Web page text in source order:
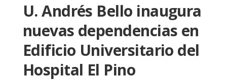
U. Andrés Bello inaugura
nuevas dependencias en
Edificio Universitario del
Hospital El Pino